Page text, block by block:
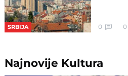
SRBIJA 0 0
Najnovije Kultura